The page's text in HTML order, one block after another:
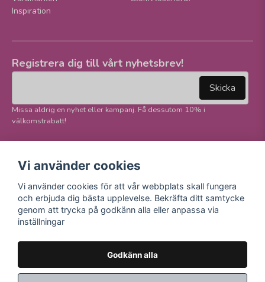
Inspiration
Registrera dig till vårt nyhetsbrev!
Skicka
Missa aldrig en nyhet eller kampanj. Få dessutom 10% i
välkomstrabatt!
sociala medier!
Facebook
Instagram
Youtube
E-handel
Vi använder cookies
Vi använder cookies för att vår webbplats skall fungera
och erbjuda dig bästa upplevelse. Bekräfta ditt samtycke
genom att trycka på godkänn alla eller anpassa via
inställningar
Godkänn alla